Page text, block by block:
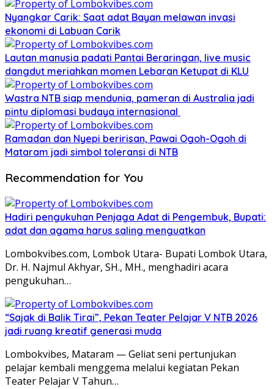
Nyangkar Carik: Saat adat Bayan melawan invasi
ekonomi di Labuan Carik
Lautan manusia padati Pantai Beraringan, live music
dangdut meriahkan momen Lebaran Ketupat di KLU
Wastra NTB siap mendunia, pameran di Australia jadi
pintu diplomasi budaya internasional
Ramadan dan Nyepi beririsan, Pawai Ogoh-Ogoh di
Mataram jadi simbol toleransi di NTB
Recommendation for You
Hadiri pengukuhan Penjaga Adat di Pengembuk, Bupati:
adat dan agama harus saling menguatkan
Lombokvibes.com, Lombok Utara- Bupati Lombok Utara,
Dr. H. Najmul Akhyar, SH., MH., menghadiri acara
pengukuhan…
“Sajak di Balik Tirai”, Pekan Teater Pelajar V NTB 2026
jadi ruang kreatif generasi muda
Lombokvibes, Mataram — Geliat seni pertunjukan
pelajar kembali menggema melalui kegiatan Pekan
Teater Pelajar V Tahun…